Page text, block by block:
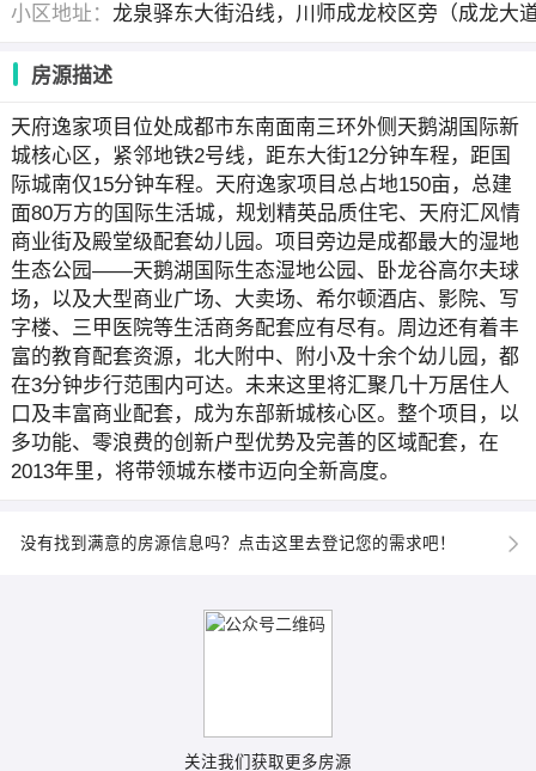
小区地址： 龙泉驿东大街沿线，川师成龙校区旁（成龙大
房源描述
天府逸家项目位处成都市东南面南三环外侧天鹅湖国际新
城核心区，紧邻地铁2号线，距东大街12分钟车程，距国
际城南仅15分钟车程。天府逸家项目总占地150亩，总建
面80万方的国际生活城，规划精英品质住宅、天府汇风情
商业街及殿堂级配套幼儿园。项目旁边是成都最大的湿地
生态公园——天鹅湖国际生态湿地公园、卧龙谷高尔夫球
场，以及大型商业广场、大卖场、希尔顿酒店、影院、写
字楼、三甲医院等生活商务配套应有尽有。周边还有着丰
富的教育配套资源，北大附中、附小及十余个幼儿园，都
在3分钟步行范围内可达。未来这里将汇聚几十万居住人
口及丰富商业配套，成为东部新城核心区。整个项目，以
多功能、零浪费的创新户型优势及完善的区域配套，在
2013年里，将带领城东楼市迈向全新高度。
没有找到满意的房源信息吗？点击这里去登记您的需求吧！
关注我们获取更多房源